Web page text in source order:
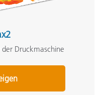
der Druckmaschine